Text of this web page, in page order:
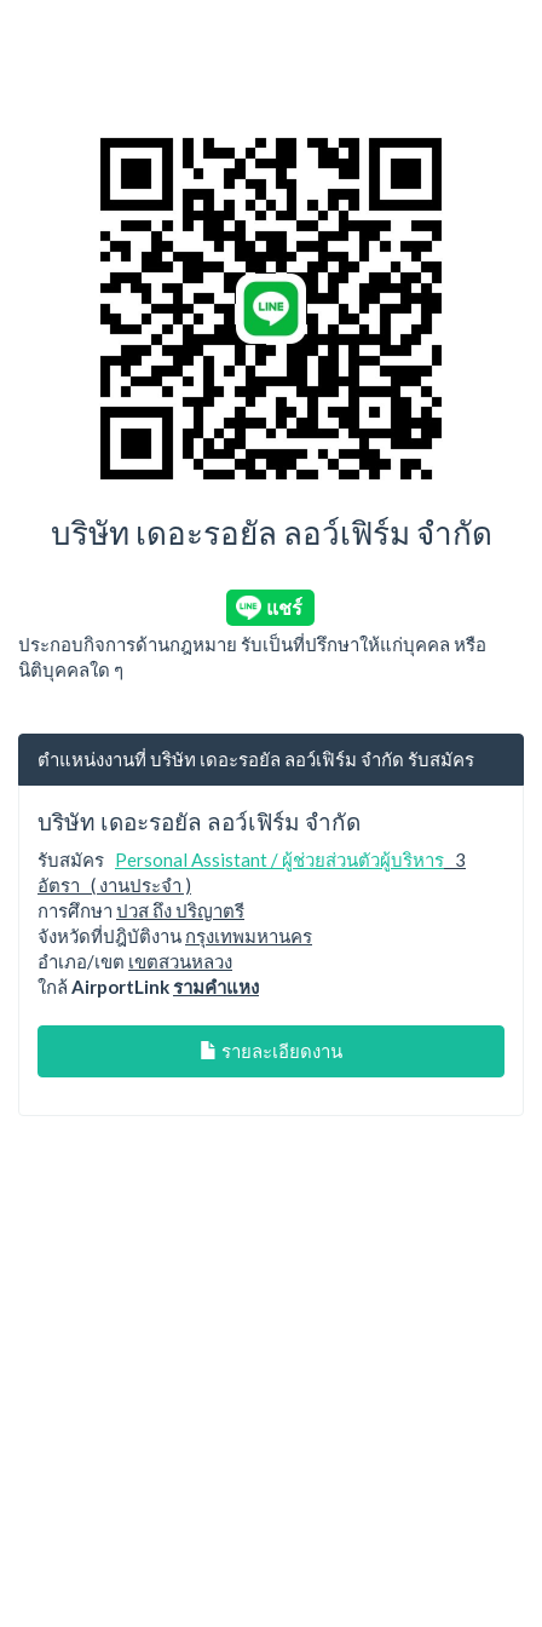
บริษัท เดอะรอยัล ลอว์เฟิร์ม จำกัด
ประกอบกิจการด้านกฎหมาย รับเป็นที่ปรึกษาให้แก่บุคคล หรือ
นิติบุคคลใด ๆ
ตำแหน่งงานที่ บริษัท เดอะรอยัล ลอว์เฟิร์ม จำกัด รับสมัคร
บริษัท เดอะรอยัล ลอว์เฟิร์ม จำกัด
รับสมัคร Personal Assistant / ผู้ช่วยส่วนตัวผู้บริหาร 3
อัตรา ( งานประจำ )
การศึกษา ปวส ถึง ปริญาตรี
จังหวัดที่ปฎิบัติงาน กรุงเทพมหานคร
อำเภอ/เขต เขตสวนหลวง
ใกล้ AirportLinkรามคำแหง
รายละเอียดงาน